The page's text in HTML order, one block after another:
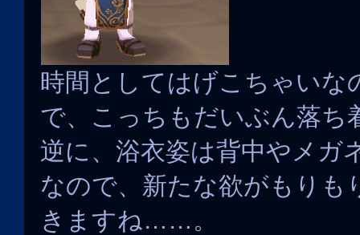
時間としてはげこちゃいな
で、こっちもだいぶん落ち
逆に、浴衣姿は背中やメガ
なので、新たな欲がもりも
きますね……。